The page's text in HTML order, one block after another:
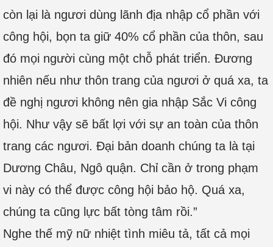
còn lại là ngươi dùng lãnh địa nhập cổ phần với
công hội, bọn ta giữ 40% cổ phần của thôn, sau
đó mọi người cùng một chỗ phát triển. Đương
nhiên nếu như thôn trang của ngươi ở quá xa, ta
đề nghị ngươi không nên gia nhập Sắc Vi công
hội. Như vậy sẽ bất lợi với sự an toàn của thôn
trang các ngươi. Đại bản doanh chúng ta là tại
Dương Châu, Ngô quận. Chỉ cần ở trong phạm
vi này có thể được công hội bảo hộ. Quá xa,
chúng ta cũng lực bất tòng tâm rồi.”
Nghe thế mỹ nữ nhiệt tình miêu tả, tất cả mọi